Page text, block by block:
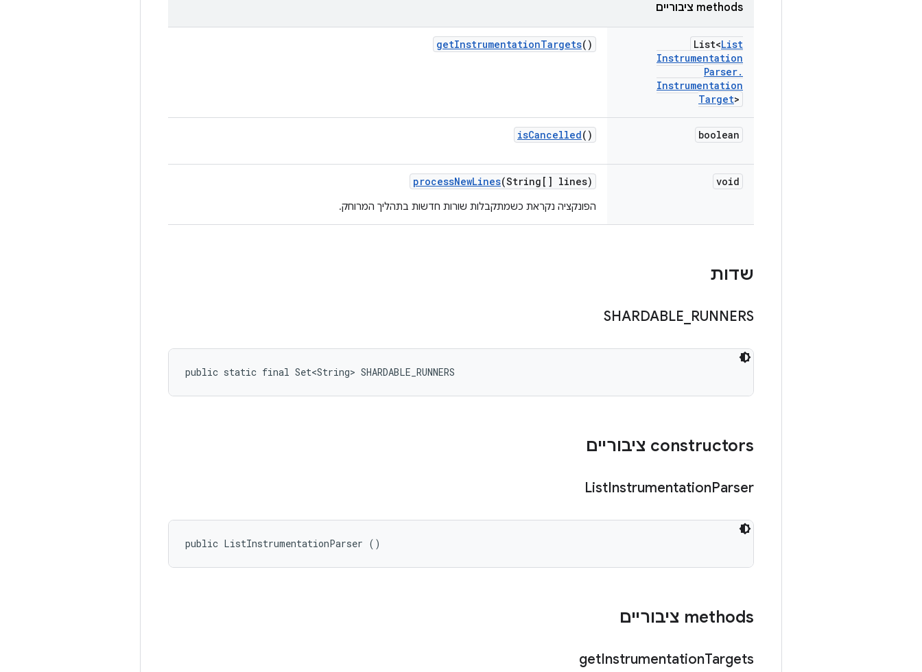
‫methods ציבוריים
List<List
Instrumentation
Parser.
Instrumentation
Target>
getInstrumentationTargets()
boolean
isCancelled()
void
processNewLines(String[] lines)
הפונקציה נקראת כשמתקבלות שורות חדשות בתהליך המרוחק.
שדות
SHARDABLE RUNNERS
public static final Set<String> SHARDABLE_RUNNERS
‫constructors ציבוריים
ListInstrumentationParser
public ListInstrumentationParser ()
‫methods ציבוריים
getInstrumentationTargets